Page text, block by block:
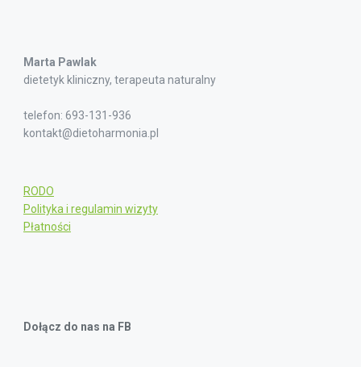
Marta Pawlak
dietetyk kliniczny, terapeuta naturalny
telefon: 693-131-936
kontakt@dietoharmonia.pl
RODO
Polityka i regulamin wizyty
Płatności
Dołącz do nas na FB